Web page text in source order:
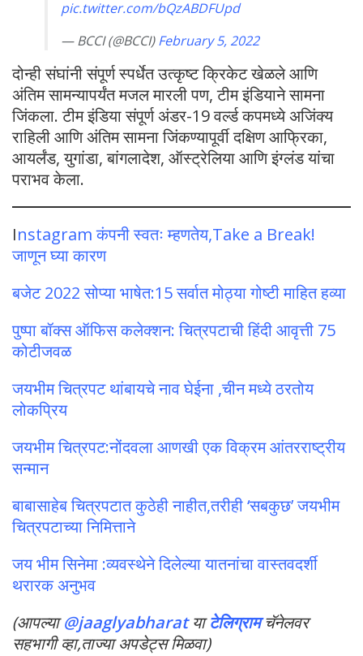
pic.twitter.com/bQzABDFUpd
— BCCI (@BCCI)February 5, 2022
दोन्ही संघांनी संपूर्ण स्पर्धेत उत्कृष्ट क्रिकेट खेळले आणि
अंतिम सामन्यापर्यंत मजल मारली पण, टीम इंडियाने सामना
जिंकला. टीम इंडिया संपूर्ण अंडर-19 वर्ल्ड कपमध्ये अजिंक्य
राहिली आणि अंतिम सामना जिंकण्यापूर्वी दक्षिण आफ्रिका,
आयर्लंड, युगांडा, बांगलादेश, ऑस्ट्रेलिया आणि इंग्लंड यांचा
पराभव केला.
Instagram कंपनी स्वतः म्हणतेय,Take a Break!
जाणून घ्या कारण
बजेट 2022 सोप्या भाषेत:15 सर्वात मोठ्या गोष्टी माहित हव्या
पुष्पा बॉक्स ऑफिस कलेक्शन: चित्रपटाची हिंदी आवृत्ती 75
कोटीजवळ
जयभीम चित्रपट थांबायचे नाव घेईना ,चीन मध्ये ठरतोय
लोकप्रिय
जयभीम चित्रपट:नोंदवला आणखी एक विक्रम आंतरराष्ट्रीय
सन्मान
बाबासाहेब चित्रपटात कुठेही नाहीत,तरीही ‘सबकुछ’ जयभीम
चित्रपटाच्या निमित्ताने
जय भीम सिनेमा :व्यवस्थेने दिलेल्या यातनांचा वास्तवदर्शी
थरारक अनुभव
(आपल्या@jaaglyabharat याटेलिग्राम चॅनेलवर
सहभागी व्हा,ताज्या अपडेट्स मिळवा)